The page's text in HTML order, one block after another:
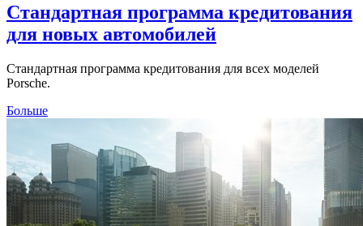
Стандартная программа кредитования
для новых автомобилей
Стандартная программа кредитования для всех моделей
Porsche.
Больше